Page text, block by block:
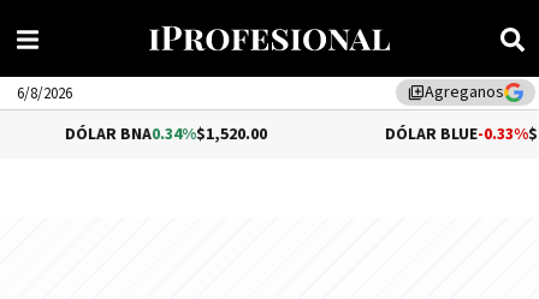
library_addAgreganos
6/8/2026
0.34%$1,520.00 -0.33%$1,540.00